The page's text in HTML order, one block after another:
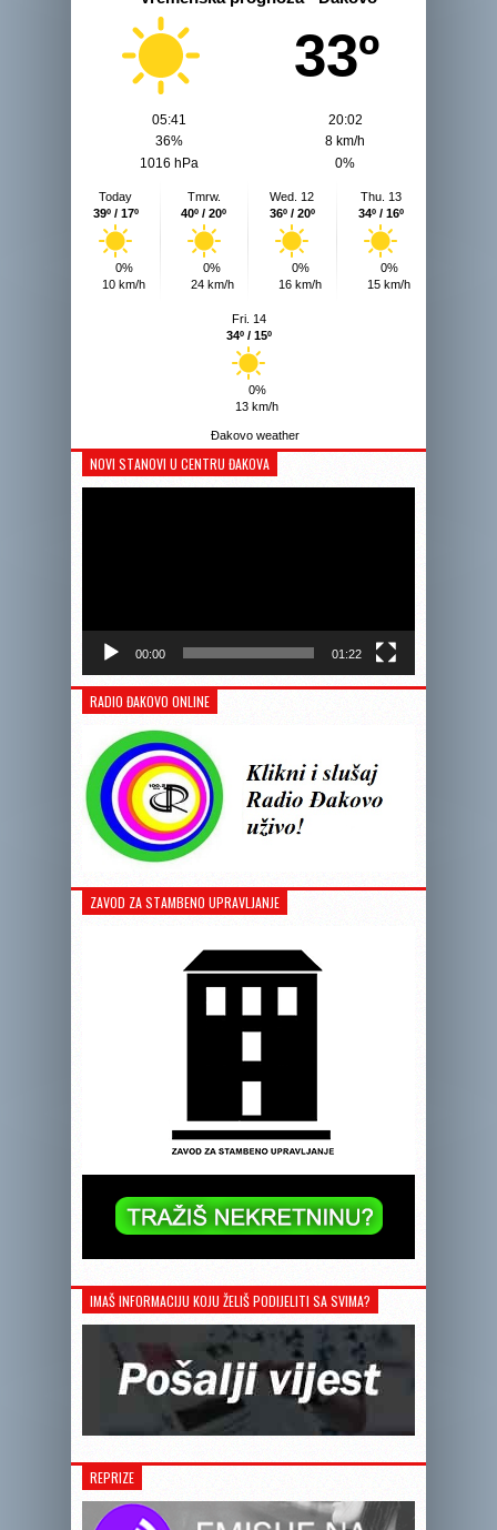
33º
05:41
20:02
36%
8 km/h
1016 hPa
0%
Today
39º / 17º
0%
10 km/h
Tmrw.
40º / 20º
0%
24 km/h
Wed. 12
36º / 20º
0%
16 km/h
Thu. 13
34º / 16º
0%
15 km/h
Fri. 14
34º / 15º
0%
13 km/h
Đakovo weather
NOVI STANOVI U CENTRU ĐAKOVA
00:00 01:22
RADIO ĐAKOVO ONLINE
ZAVOD ZA STAMBENO UPRAVLJANJE
IMAŠ INFORMACIJU KOJU ŽELIŠ PODIJELITI SA SVIMA?
REPRIZE